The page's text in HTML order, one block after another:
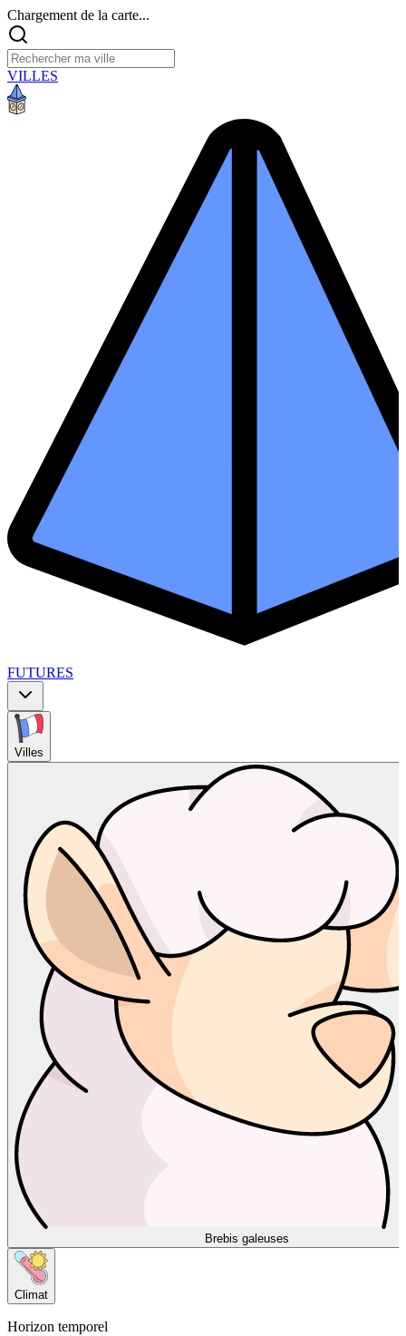
Chargement de la carte...
VILLES
FUTURES
Villes
Brebis galeuses
Climat
Horizon temporel